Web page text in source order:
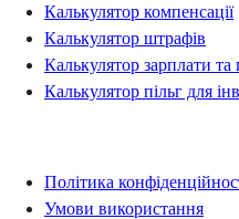
Калькулятор компенсації
Калькулятор штрафів
Калькулятор зарплати
Калькулятор пільг для
Політика
Умови використання